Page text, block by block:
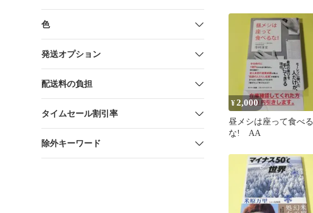
色
発送オプション
配送料の負担
タイムセール割引率
除外キーワード
¥2,000
昼メシは座って食べる
な! AA